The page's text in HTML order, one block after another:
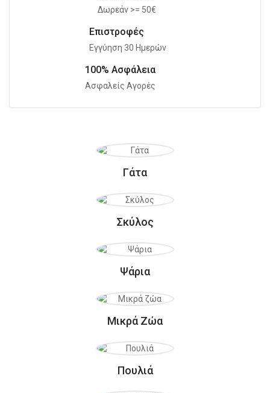
Δωρεάν >= 50€
Επιστροφές
Εγγύηση 30 Ημερών
100% Ασφάλεια
Ασφαλείς Αγορές
Γάτα
Σκύλος
Ψάρια
Μικρά Ζώα
Πουλιά